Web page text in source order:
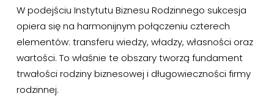
W podejściu Instytutu Biznesu Rodzinnego sukcesja
opiera się na harmonijnym połączeniu czterech
elementów: transferu wiedzy, władzy, własności oraz
wartości. To właśnie te obszary tworzą fundament
trwałości rodziny biznesowej i długowieczności firmy
rodzinnej.